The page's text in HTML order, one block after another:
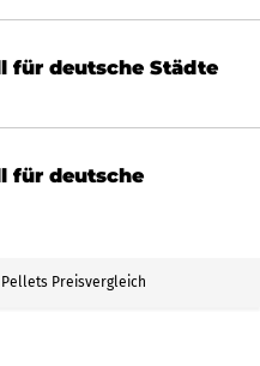
für deutsche Städte
für deutsche
Pellets Preisvergleich